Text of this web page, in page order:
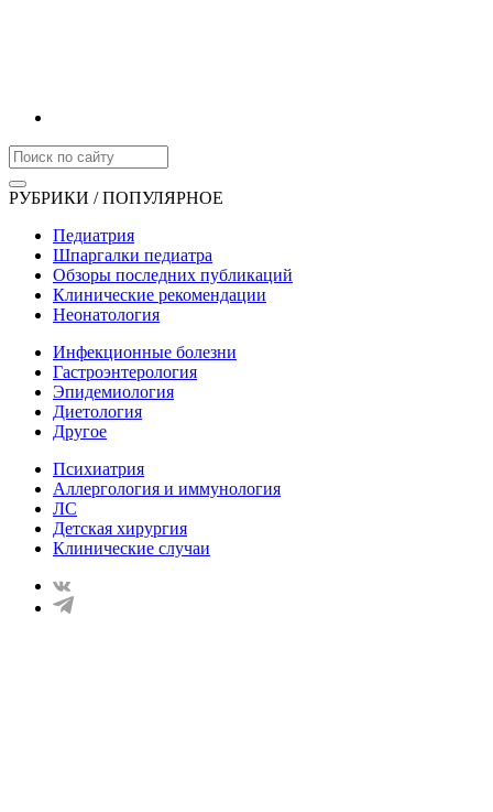
РУБРИКИ / ПОПУЛЯРНОЕ
Педиатрия
Шпаргалки педиатра
Обзоры последних публикаций
Клинические рекомендации
Неонатология
Инфекционные болезни
Гастроэнтерология
Эпидемиология
Диетология
Другое
Психиатрия
Аллергология и иммунология
ЛС
Детская хирургия
Клинические случаи